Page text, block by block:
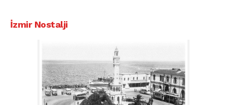
İzmir Nostalji